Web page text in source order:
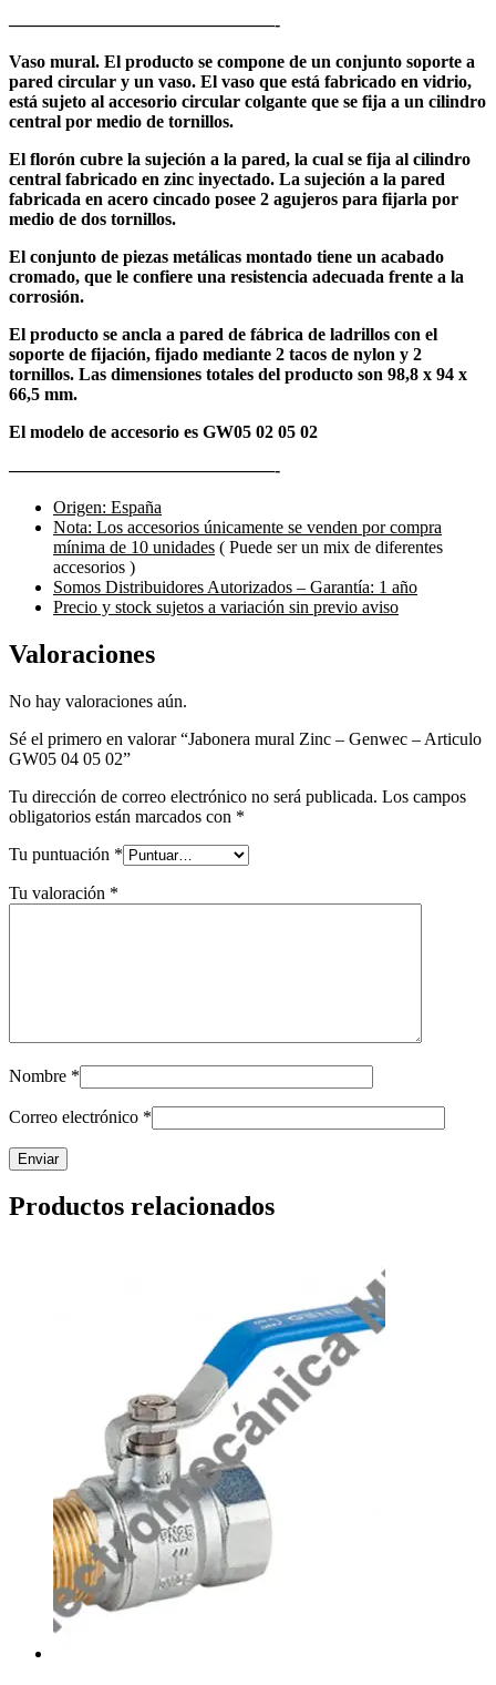
———————————————-
Vaso mural. El producto se compone de un conjunto soporte a
pared circular y un vaso. El vaso que está fabricado en vidrio,
está sujeto al accesorio circular colgante que se fija a un cilindro
central por medio de tornillos.
El florón cubre la sujeción a la pared, la cual se fija al cilindro
central fabricado en zinc inyectado. La sujeción a la pared
fabricada en acero cincado posee 2 agujeros para fijarla por
medio de dos tornillos.
El conjunto de piezas metálicas montado tiene un acabado
cromado, que le confiere una resistencia adecuada frente a la
corrosión.
El producto se ancla a pared de fábrica de ladrillos con el
soporte de fijación, fijado mediante 2 tacos de nylon y 2
tornillos. Las dimensiones totales del producto son 98,8 x 94 x
66,5 mm.
El modelo de accesorio es GW05 02 05 02
———————————————-
Origen: España
Nota: Los accesorios únicamente se venden por compra
mínima de 10 unidades ( Puede ser un mix de diferentes
accesorios )
Somos Distribuidores Autorizados – Garantía: 1 año
Precio y stock sujetos a variación sin previo aviso
Valoraciones
No hay valoraciones aún.
Sé el primero en valorar “Jabonera mural Zinc – Genwec – Articulo
GW05 04 05 02”
Tu dirección de correo electrónico no será publicada. Los campos
obligatorios están marcados con *
Tu puntuación *
Tu valoración *
Nombre *
Correo electrónico *
Productos relacionados